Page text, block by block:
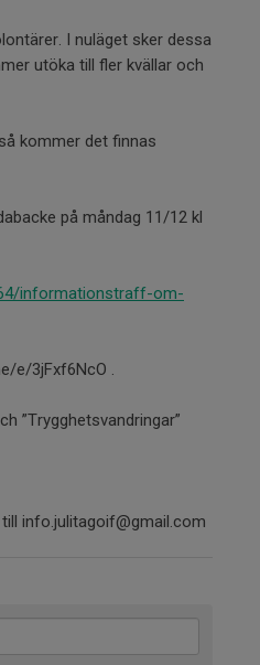
I nuläget sker dessa
utöka till fler kvällar och
kommer det finnas
på måndag 11/12 kl
informationstraff-om-
e/3jFxf6NcO .
”Trygghetsvandringar”
info.julitagoif@gmail.com